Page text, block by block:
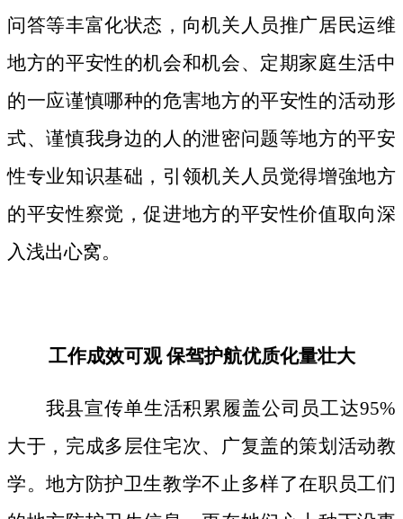
问答等丰富化状态，向机关人员推广居民运维
地方的平安性的机会和机会、定期家庭生活中
的一应谨慎哪种的危害地方的平安性的活动形
式、谨慎我身边的人的泄密问题等地方的平安
性专业知识基础，引领机关人员觉得增強地方
的平安性察觉，促进地方的平安性价值取向深
入浅出心窝。
工作成效可观 保驾护航优质化量壮大
我县宣传单生活积累履盖公司员工达95%
大于，完成多层住宅次、广复盖的策划活动教
学。地方防护卫生教学不止多样了在职员工们